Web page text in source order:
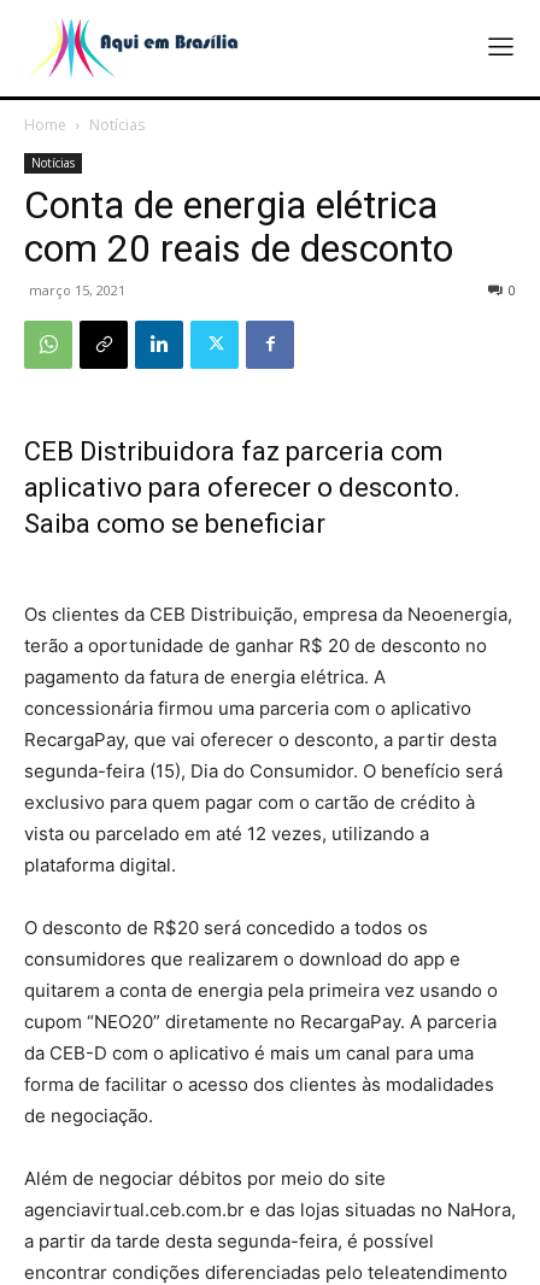
Home Notícias
Notícias
Conta de energia elétrica
com 20 reais de desconto
março 15, 2021 0
CEB Distribuidora faz parceria com
aplicativo para oferecer o desconto.
Saiba como se beneficiar
Os clientes da CEB Distribuição, empresa da Neoenergia,
terão a oportunidade de ganhar R$ 20 de desconto no
pagamento da fatura de energia elétrica. A
concessionária firmou uma parceria com o aplicativo
RecargaPay, que vai oferecer o desconto, a partir desta
segunda-feira (15), Dia do Consumidor. O benefício será
exclusivo para quem pagar com o cartão de crédito à
vista ou parcelado em até 12 vezes, utilizando a
plataforma digital.
O desconto de R$20 será concedido a todos os
consumidores que realizarem o download do app e
quitarem a conta de energia pela primeira vez usando o
cupom “NEO20” diretamente no RecargaPay. A parceria
da CEB-D com o aplicativo é mais um canal para uma
forma de facilitar o acesso dos clientes às modalidades
de negociação.
Além de negociar débitos por meio do site
agenciavirtual.ceb.com.br e das lojas situadas no NaHora,
a partir da tarde desta segunda-feira, é possível
encontrar condições diferenciadas pelo teleatendimento